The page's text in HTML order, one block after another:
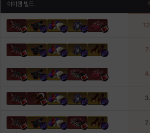
아이템 빌드